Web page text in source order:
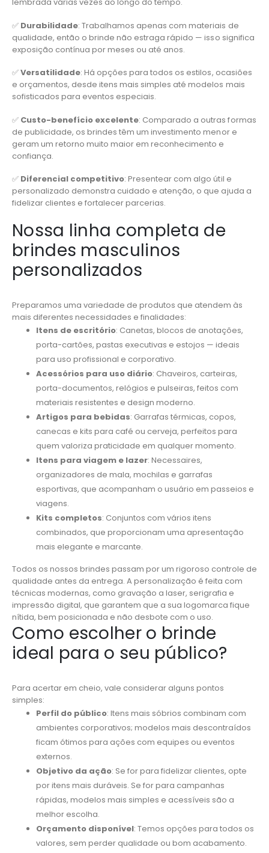
✅ Durabilidade: Trabalhamos apenas com materiais de
qualidade, então o brinde não estraga rápido — isso significa
exposição contínua por meses ou até anos.
✅Versatilidade: Há opções para todos os estilos, ocasiões
e orçamentos, desde itens mais simples até modelos mais
sofisticados para eventos especiais.
✅ Custo-benefício excelente: Comparado a outras formas
de publicidade, os brindes têm um investimento menor e
geram um retorno muito maior em reconhecimento e
confiança.
✅ Diferencial competitivo: Presentear com algo útil e
personalizado demonstra cuidado e atenção, o que ajuda a
fidelizar clientes e fortalecer parcerias.
Nossa linha completa de
brindes masculinos
personalizados
Preparamos uma variedade de produtos que atendem às
mais diferentes necessidades e finalidades:
Itens de escritório: Canetas, blocos de anotações,
porta-cartões, pastas executivas e estojos — ideais
para uso profissional e corporativo.
Acessórios para uso diário: Chaveiros, carteiras,
porta-documentos, relógios e pulseiras, feitos com
materiais resistentes e design moderno.
Artigos para bebidas: Garrafas térmicas, copos,
canecas e kits para café ou cerveja, perfeitos para
quem valoriza praticidade em qualquer momento.
Itens para viagem e lazer: Necessaires,
organizadores de mala, mochilas e garrafas
esportivas, que acompanham o usuário em passeios e
viagens.
Kits completos: Conjuntos com vários itens
combinados, que proporcionam uma apresentação
mais elegante e marcante.
Todos os nossos brindes passam por um rigoroso controle de
qualidade antes da entrega. A personalização é feita com
técnicas modernas, como gravação a laser, serigrafia e
impressão digital, que garantem que a sua logomarca fique
nítida, bem posicionada e não desbote com o uso.
Como escolher o brinde
ideal para o seu público?
Para acertar em cheio, vale considerar alguns pontos
simples:
Perfil do público: Itens mais sóbrios combinam com
ambientes corporativos; modelos mais descontraídos
ficam ótimos para ações com equipes ou eventos
externos.
Objetivo da ação: Se for para fidelizar clientes, opte
por itens mais duráveis. Se for para campanhas
rápidas, modelos mais simples e acessíveis são a
melhor escolha.
Orçamento disponível: Temos opções para todos os
valores, sem perder qualidade ou bom acabamento.